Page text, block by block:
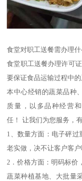
食堂对职工送餐需办理
食堂职工送餐办理许可
要保证食品运输过程中的
本中心经销的蔬菜品种
质量，以多品种经营
任！ 让我们为您服务，
1、数量方面：电子砰
老实做，决不让客户客
2．价格方面：明码标价
蔬菜种植基地、大批量